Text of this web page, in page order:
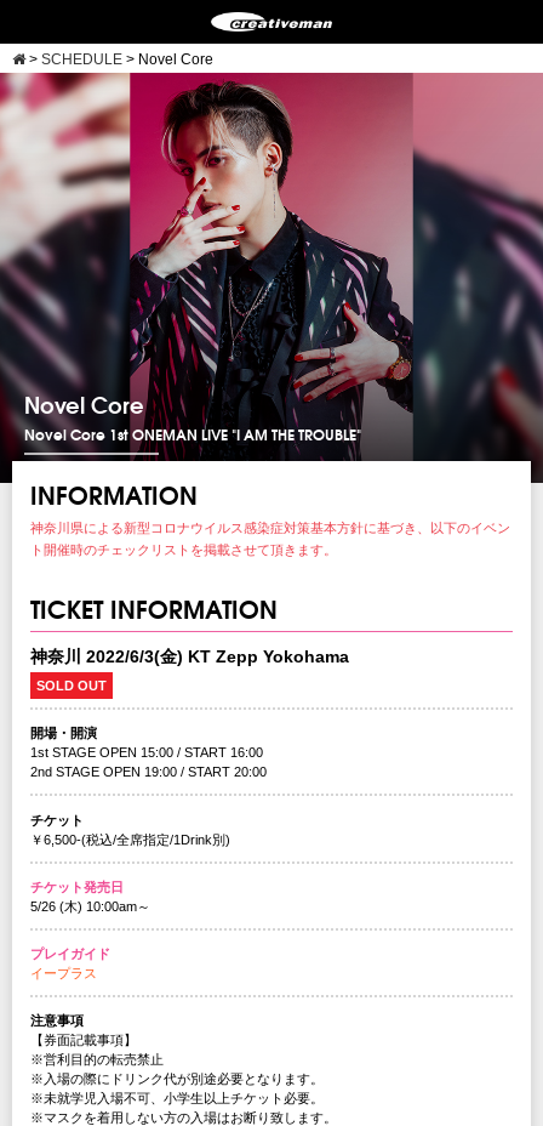
> SCHEDULE > Novel Core
Novel Core
Novel Core 1st ONEMAN LIVE "I AM THE TROUBLE"
INFORMATION
神奈川県による新型コロナウイルス感染症対策基本方針に基づき、以下のイベン
ト開催時のチェックリストを掲載させて頂きます。
TICKET INFORMATION
神奈川 2022/6/3(金) KT Zepp Yokohama
SOLD OUT
開場・開演
1st STAGE OPEN 15:00 / START 16:00
2nd STAGE OPEN 19:00 / START 20:00
チケット
￥6,500-(税込/全席指定/1Drink別)
チケット発売日
5/26 (木) 10:00am～
プレイガイド
イープラス
注意事項
【券面記載事項】
※営利目的の転売禁止
※入場の際にドリンク代が別途必要となります。
※未就学児入場不可、小学生以上チケット必要。
※マスクを着用しない方の入場はお断り致します。